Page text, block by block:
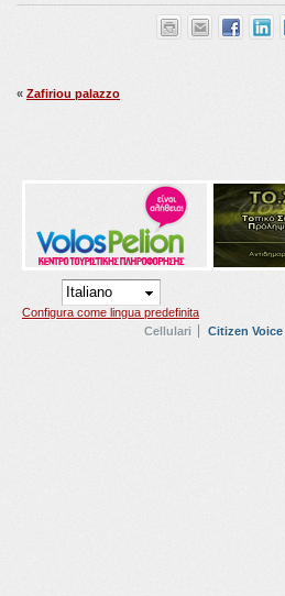
« Zafiriou palazzo
Configura come lingua predefinita
Cellulari
Citizen Voice